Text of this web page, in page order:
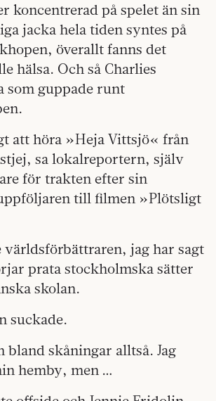
koncentrerad på spelet än sin
jacka hela tiden syntes på
överallt fanns det
hälsa. Och så Charlies
som guppade runt
att höra »Heja Vittsjö« från
sa lokalreportern, själv
för trakten efter sin
till filmen »Plötsligt
världsförbättraren, jag har sagt
prata stockholmska sätter
skolan.
suckade.
bland skåningar alltså. Jag
hemby, men …